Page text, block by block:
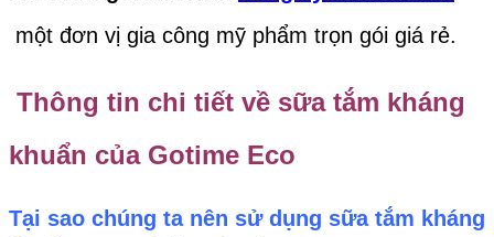
một đơn vị gia công mỹ phẩm trọn gói giá rẻ.
Thông tin chi tiết về sữa tắm kháng
khuẩn của Gotime Eco
Tại sao chúng ta nên sử dụng sữa tắm kháng